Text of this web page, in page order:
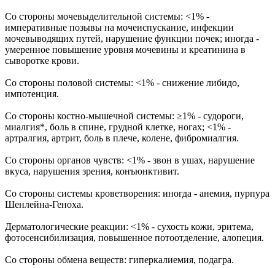
Со стороны мочевыделительной системы: <1% -
императивные позывы на мочеиспускание, инфекции
мочевыводящих путей, нарушение функции почек; иногда -
умеренное повышение уровня мочевины и креатинина в
сыворотке крови.
Со стороны половой системы: <1% - снижение либидо,
импотенция.
Со стороны костно-мышечной системы: ≥1% - судороги,
миалгия*, боль в спине, грудной клетке, ногах; <1% -
артралгия, артрит, боль в плече, колене, фибромиалгия.
Со стороны органов чувств: <1% - звон в ушах, нарушение
вкуса, нарушения зрения, конъюнктивит.
Со стороны системы кроветворения: иногда - анемия, пурпура
Шенлейна-Геноха.
Дерматологические реакции: <1% - сухость кожи, эритема,
фотосенсибилизация, повышенное потоотделение, алопеция.
Со стороны обмена веществ: гиперкалиемия, подагра.